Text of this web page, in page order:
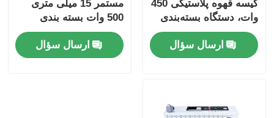
کیسه قهوه پلاستیکی 450
وات، دستگاه بسته‌بندی
مواد غذایی وکیوم کیسه
ارسال سؤال
مستمر 15 میلی متری
500 وات بسته بندی
خرده فروشی قطعات
صنعتی
ارسال سؤال